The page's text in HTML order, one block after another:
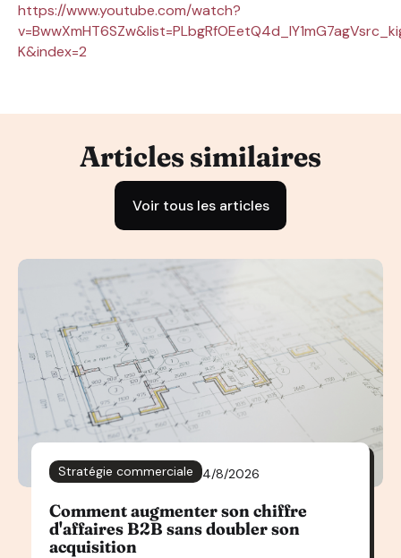
https://www.youtube.com/watch?
K&index=2
Articles similaires
Voir tous les articles
Stratégie commerciale 4/8/2026
Comment augmenter son chiffre
d'affaires B2B sans doubler son
acquisition